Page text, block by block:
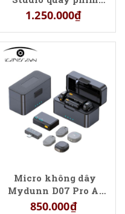
chụp ảnh
1.250.000₫
Micro không dây
Mydunn D07 Pro Ai
chính hãng giá rẻ
850.000₫